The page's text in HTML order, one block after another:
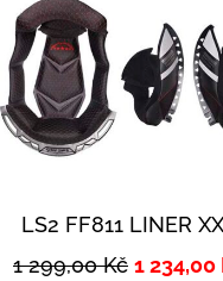
LS2 FF811 LINER
1 299,00Kč 1 234,00